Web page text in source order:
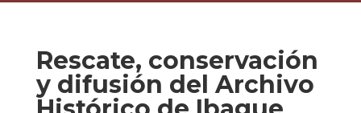
Rescate, conservación
y difusión del Archivo